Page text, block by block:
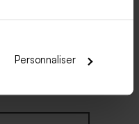
Personnaliser
baptême vichy et